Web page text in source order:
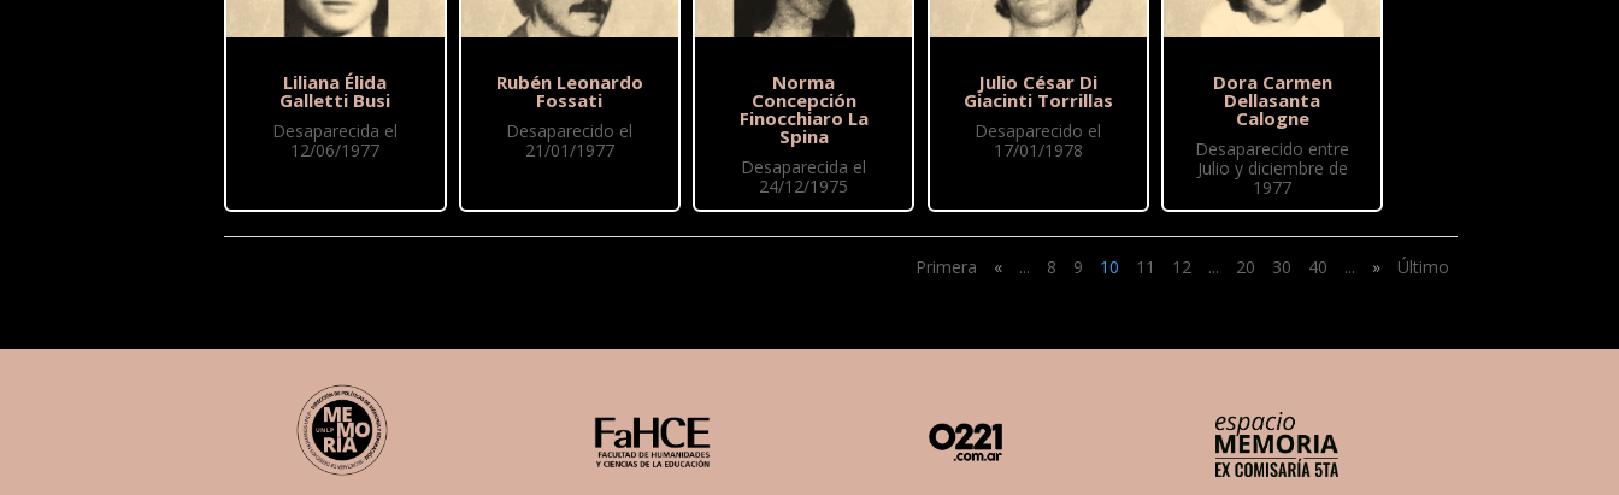
Liliana Élida
Galletti Busi
Desaparecida el
12/06/1977
Rubén Leonardo
Fossati
Desaparecido el
21/01/1977
Norma
Concepción
Finocchiaro La
Spina
Desaparecida el
24/12/1975
Julio César Di
Giacinti Torrillas
Desaparecido el
17/01/1978
Dora Carmen
Dellasanta
Calogne
Desaparecido entre
Julio y diciembre de
1977
Primera « ... 8 9 10 11 12 ... 20 30 40 ... » Último